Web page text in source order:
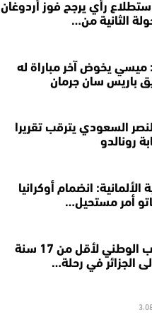
رأي يرجح فوز أردوغان
الثانية من…
ميسي يخوض آخر مباراة له
باريس سان جرمان
السعودي يترقب تقريرا
رونالدو
الألمانية: انضمام أوكرانيا
أمر مستحيل…
المنتخب الوطني لأقل من 17 سنة
الجزائر في رحلة…